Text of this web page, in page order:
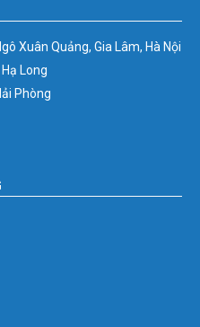
Xuân Quảng, Gia Lâm, Hà Nội
Long
Phòng